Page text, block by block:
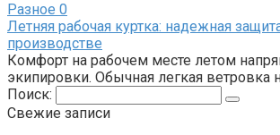
Разное 0
Летняя рабочая куртка: надежная
производстве
Комфорт на рабочем месте летом
экипировки. Обычная легкая ветровка
Поиск:
Свежие записи